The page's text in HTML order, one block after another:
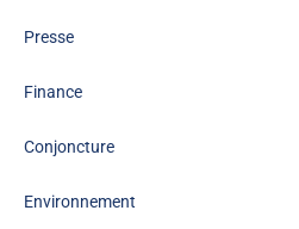
Presse
Finance
Conjoncture
Environnement